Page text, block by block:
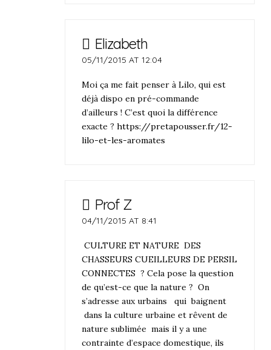
Elizabeth
05/11/2015 AT 12:04
Moi ça me fait penser à Lilo, qui est
déjà dispo en pré-commande
d’ailleurs ! C’est quoi la différence
exacte ?https://pretapousser.fr/12-
lilo-et-les-aromates
Prof Z
04/11/2015 AT 8:41
CULTURE ET NATURE DES
CHASSEURS CUEILLEURS DE PERSIL
CONNECTES ? Cela pose la question
de qu’est-ce que la nature ? On
s’adresse aux urbains qui baignent
dans la culture urbaine et rêvent de
nature sublimée mais il y a une
contrainte d’espace domestique, ils